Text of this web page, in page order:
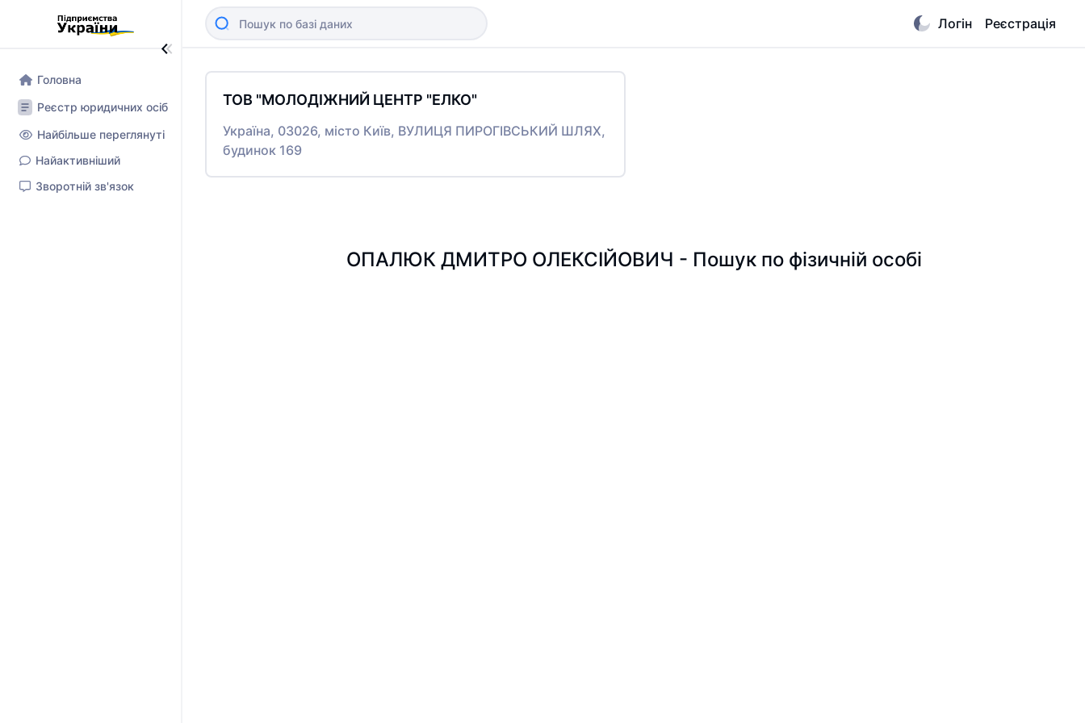
Головна
Реєстр юридичних осіб
Найбільше переглянуті
Найактивніший
Зворотній зв'язок
Логін Реєстрація
ТОВ "МОЛОДІЖНИЙ ЦЕНТР "ЕЛКО"
Україна, 03026, місто Київ, ВУЛИЦЯ ПИРОГІВСЬКИЙ ШЛЯХ,
будинок 169
ОПАЛЮК ДМИТРО ОЛЕКСІЙОВИЧ - Пошук по фізичній особі